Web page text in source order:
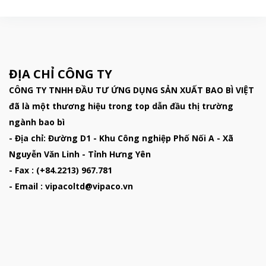
ĐỊA CHỈ CÔNG TY
CÔNG TY TNHH ĐẦU TƯ ỨNG DỤNG SẢN XUẤT BAO BÌ VIỆT
đã là một thương hiệu trong top dẫn đầu thị trường
ngành bao bì
- Địa chỉ: Đường D1 - Khu Công nghiệp Phố Nối A - Xã
Nguyễn Văn Linh - Tỉnh Hưng Yên
- Fax : (+84.2213) 967.781
- Email : vipacoltd@vipaco.vn